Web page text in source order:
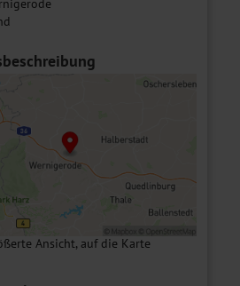
Ansicht, auf die Karte